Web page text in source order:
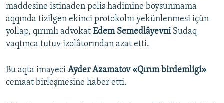
maddesine istinaden polis hadimine boysunmama
aqqında tizilgen ekinci protokolnı yekünlenmesi içün
yollap, qırımlı advokat Edem SemedlâyevniSudaq
vaqtınca tutuv izolâtorından azat etti.
Bu aqta imayeci Ayder Azamatov «Qırım birdemligi»
cemaat birleşmesine haber etti.